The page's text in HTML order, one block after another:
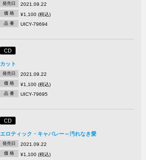
発売日 2021.09.22
価 格 ¥1,100 (税込)
品 番 UICY-79694
CD
カット
発売日 2021.09.22
価 格 ¥1,100 (税込)
品 番 UICY-79695
CD
エロティック・キャバレー～汚れなき愛
発売日 2021.09.22
価 格 ¥1,100 (税込)